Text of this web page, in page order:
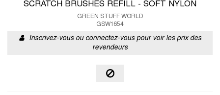
SCRATCH BRUSHES REFILL - SOFT NYLON
GREEN STUFF WORLD
GSW1654
Inscrivez-vous ou connectez-vous pour voir les prix des
revendeurs